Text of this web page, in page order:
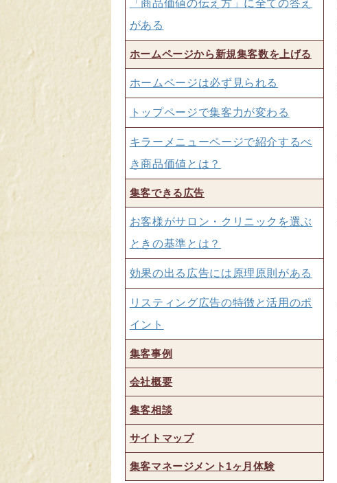
「商品価値の伝え方」に全ての答え
がある
ホームページから新規集客数を上げる
ホームページは必ず見られる
トップページで集客力が変わる
キラーメニューページで紹介するべ
き商品価値とは？
集客できる広告
お客様がサロン・クリニックを選ぶ
ときの基準とは？
効果の出る広告には原理原則がある
リスティング広告の特徴と活用のポ
イント
集客事例
会社概要
集客相談
サイトマップ
集客マネージメント1ヶ月体験